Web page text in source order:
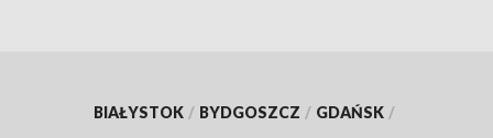
BIAŁYSTOK / BYDGOSZCZ / GDAŃSK /